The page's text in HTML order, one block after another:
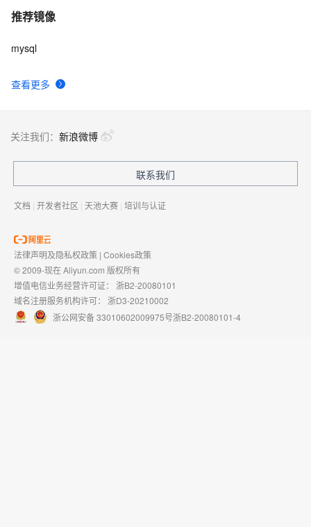
推荐镜像
查看更多
mysql
关注我们： 新浪微博
联系我们
文档 | 开发者社区 | 天池大赛 | 培训与认证
法律声明及隐私权政策 | Cookies政策
© 2009-现在 Aliyun.com 版权所有
增值电信业务经营许可证： 浙B2-20080101
域名注册服务机构许可： 浙D3-20210002
浙公网安备 33010602009975号浙B2-20080101-4